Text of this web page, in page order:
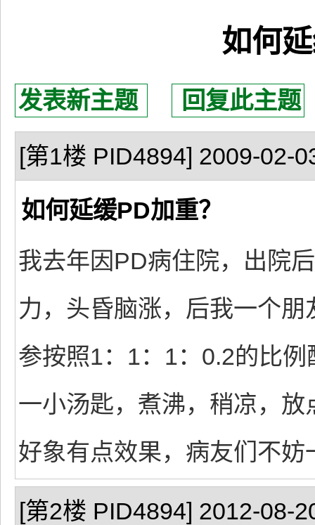
如何
发表新主题 回复此主题
[第1楼 PID4894] 2009-02-
如何延缓PD加重？
我去年因PD病住院，出院
力，头昏脑涨，后我一个
参按照1：1：1：0.2的比
一小汤匙，煮沸，稍凉，
好象有点效果，病友们不
[第2楼 PID4894] 2012-08-